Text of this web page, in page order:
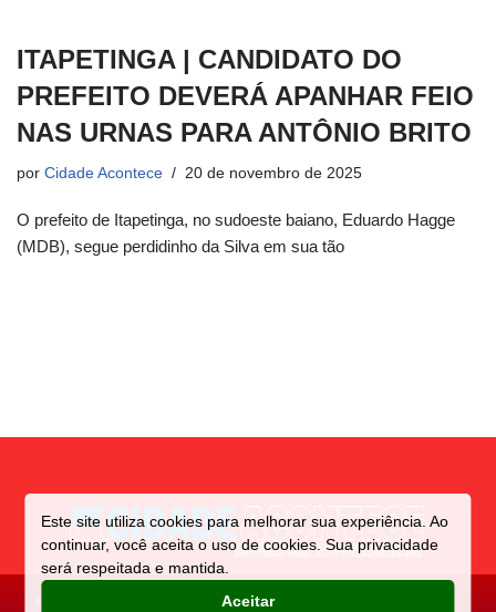
Este site utiliza cookies para melhorar sua experiência. Ao
continuar, você aceita o uso de cookies. Sua privacidade
será respeitada e mantida.
Aceitar
ITAPETINGA | CANDIDATO DO
PREFEITO DEVERÁ APANHAR FEIO
NAS URNAS PARA ANTÔNIO BRITO
por Cidade Acontece 20 de novembro de 2025
O prefeito de Itapetinga, no sudoeste baiano, Eduardo Hagge
(MDB), segue perdidinho da Silva em sua tão